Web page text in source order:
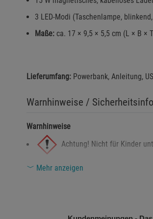
3 LED-Modi (Taschenlampe, blinkend,
Maße: ca. 17 × 9,5 × 5,5 cm (L × B ×
Lieferumfang: Powerbank, Anleitung,
Warnhinweise /
Warnhinweise
Achtung! Nicht für Kinder
Warnung! Unsachgemäße
Mehr anzeigen